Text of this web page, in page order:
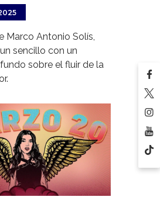
Marco Antonio Solís,
un sencillo con un
sobre el fluir de la